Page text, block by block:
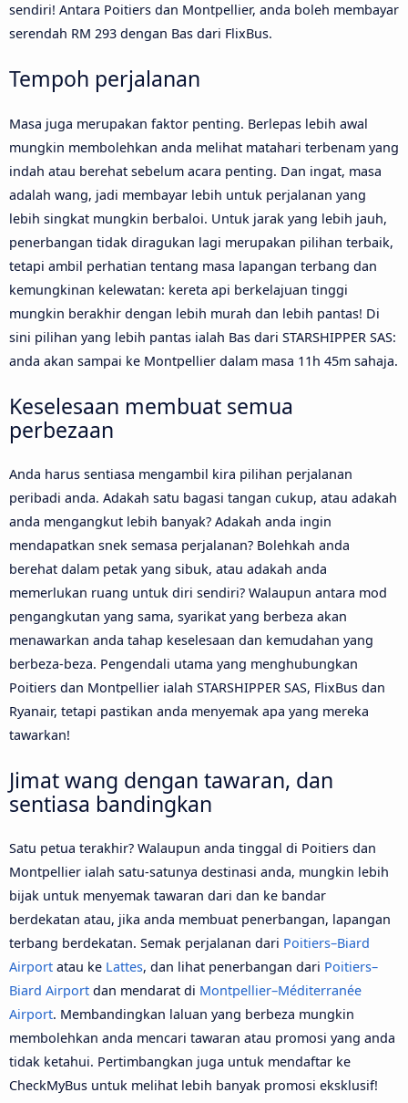
sendiri! Antara Poitiers dan Montpellier, anda boleh membayar
serendah RM 293 dengan Bas dari FlixBus.
Tempoh perjalanan
Masa juga merupakan faktor penting. Berlepas lebih awal
mungkin membolehkan anda melihat matahari terbenam yang
indah atau berehat sebelum acara penting. Dan ingat, masa
adalah wang, jadi membayar lebih untuk perjalanan yang
lebih singkat mungkin berbaloi. Untuk jarak yang lebih jauh,
penerbangan tidak diragukan lagi merupakan pilihan terbaik,
tetapi ambil perhatian tentang masa lapangan terbang dan
kemungkinan kelewatan: kereta api berkelajuan tinggi
mungkin berakhir dengan lebih murah dan lebih pantas! Di
sini pilihan yang lebih pantas ialah Bas dari STARSHIPPER SAS:
anda akan sampai ke Montpellier dalam masa 11h 45m sahaja.
Keselesaan membuat semua
perbezaan
Anda harus sentiasa mengambil kira pilihan perjalanan
peribadi anda. Adakah satu bagasi tangan cukup, atau adakah
anda mengangkut lebih banyak? Adakah anda ingin
mendapatkan snek semasa perjalanan? Bolehkah anda
berehat dalam petak yang sibuk, atau adakah anda
memerlukan ruang untuk diri sendiri? Walaupun antara mod
pengangkutan yang sama, syarikat yang berbeza akan
menawarkan anda tahap keselesaan dan kemudahan yang
berbeza-beza. Pengendali utama yang menghubungkan
Poitiers dan Montpellier ialah STARSHIPPER SAS, FlixBus dan
Ryanair, tetapi pastikan anda menyemak apa yang mereka
tawarkan!
Jimat wang dengan tawaran, dan
sentiasa bandingkan
Satu petua terakhir? Walaupun anda tinggal di Poitiers dan
Montpellier ialah satu-satunya destinasi anda, mungkin lebih
bijak untuk menyemak tawaran dari dan ke bandar
berdekatan atau, jika anda membuat penerbangan, lapangan
terbang berdekatan. Semak perjalanan dari Poitiers–Biard
Airport atau ke Lattes, dan lihat penerbangan dari Poitiers–
Biard Airport dan mendarat di Montpellier–Méditerranée
Airport. Membandingkan laluan yang berbeza mungkin
membolehkan anda mencari tawaran atau promosi yang anda
tidak ketahui. Pertimbangkan juga untuk mendaftar ke
CheckMyBus untuk melihat lebih banyak promosi eksklusif!